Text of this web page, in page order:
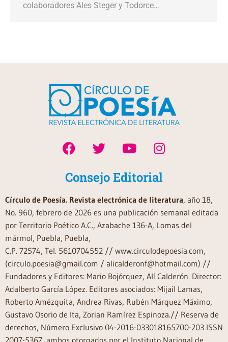
colaboradores Ales Steger y Todorce…
Consejo Editorial
Círculo de Poesía. Revista electrónica de literatura, año 18,
No. 960, febrero de 2026 es una publicación semanal editada
por Territorio Poético A.C., Azabache 136-A, Lomas del
mármol, Puebla, Puebla,
C.P. 72574, Tel. 5610704552 // www.circulodepoesia.com,
(circulo.poesia@gmail.com / alicalderonf@hotmail.com) //
Fundadores y Editores: Mario Bojórquez, Alí Calderón. Director:
Adalberto García López. Editores asociados: Mijail Lamas,
Roberto Amézquita, Andrea Rivas, Rubén Márquez Máximo,
Gustavo Osorio de Ita, Zorian Ramírez Espinoza.// Reserva de
derechos, Número Exclusivo 04-2016-033018165700-203 ISSN